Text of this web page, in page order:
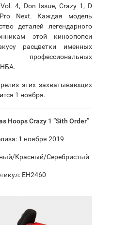
4, Don Issue, Crazy 1, D
Next. Каждая модель
деталей легендарного
этой киноэпопеи
расцветки именных
НБА.
этих захватывающих
1 ноября.
Hoops Crazy 1 “Sith Order”
1 ноября 2019
Красный/Серебристый
EH2460